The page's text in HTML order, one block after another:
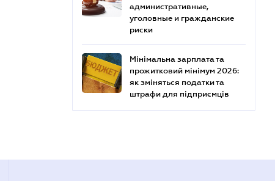
административные,
уголовные и гражданские
риски
Мінімальна зарплата та
прожитковий мінімум 2026:
як зміняться податки та
штрафи для підприємців